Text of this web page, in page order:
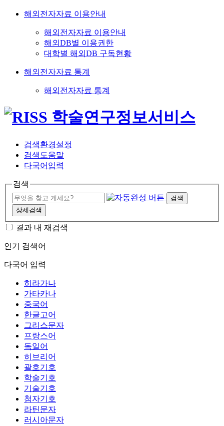
해외전자자료 이용안내
해외전자자료 이용안내
해외DB별 이용권한
대학별 해외DB 구독현황
해외전자자료 통계
해외전자자료 통계
검색환경설정
검색도움말
다국어입력
검색
검색
상세검색
결과 내 재검색
인기 검색어
다국어 입력
히라가나
가타카나
중국어
한글고어
그리스문자
프랑스어
독일어
히브리어
괄호기호
학술기호
기술기호
첨자기호
라틴문자
러시아문자